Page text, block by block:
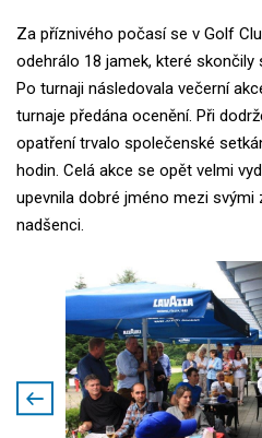
Za příznivého počasí se v Golf
odehrálo 18 jamek, které skončily
Po turnaji následovala večerní
turnaje předána ocenění. Při
opatření trvalo společenské
hodin. Celá akce se opět velmi
upevnila dobré jméno mezi svými
nadšenci.